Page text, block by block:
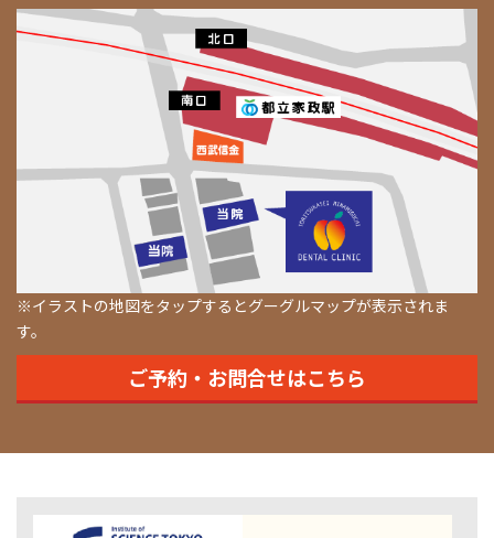
※イラストの地図をタップするとグーグルマップが表示されま
す。
ご予約・お問合せはこちら